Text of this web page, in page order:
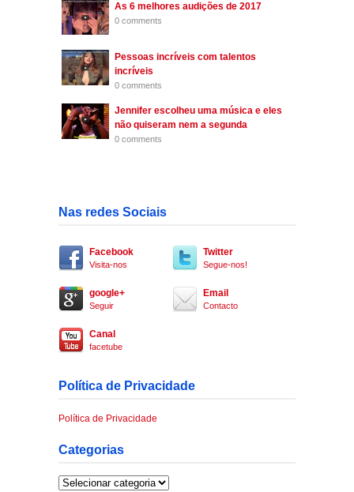
As 6 melhores audições de 2017
0 comments
Pessoas incríveis com talentos
incríveis
0 comments
Jennifer escolheu uma música e eles
não quiseram nem a segunda
0 comments
Nas redes Sociais
Facebook
Visita-nos
Twitter
Segue-nos!
google+
Seguir
Email
Contacto
Canal
facetube
Política de Privacidade
Política de Privacidade
Categorias
Categorias